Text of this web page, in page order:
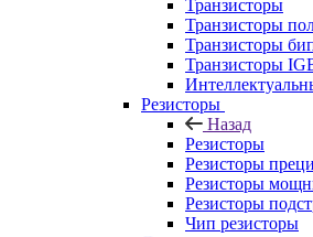
Транзисторы
Транзисторы
Транзисторы
Транзисторы
Резисторы
Назад
Резисторы
Резисторы
Резисторы
Резисторы
Чип резисторы